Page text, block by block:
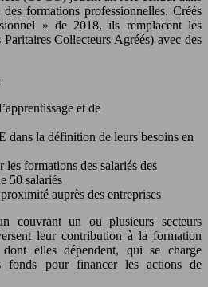
formations professionnelles. Créés
» de 2018, ils remplacent les
Collecteurs Agréés) avec des
et de
dans la définition de leurs besoins en
formations des salariés des
50 salariés
auprès des entreprises
couvrant un ou plusieurs secteurs
leur contribution à la formation
elles dépendent, qui se charge
fonds pour financer les actions de